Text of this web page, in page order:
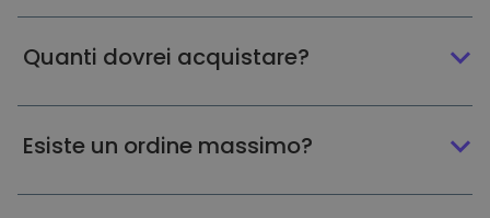
Quanti dovrei acquistare?
Esiste un ordine massimo?